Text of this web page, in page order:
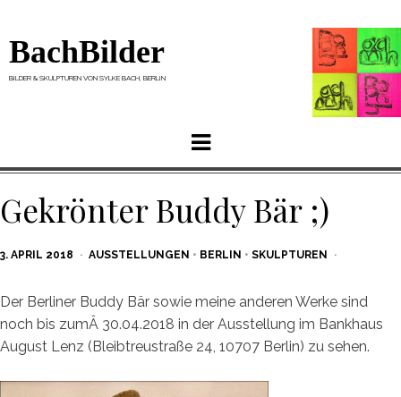
BachBilder
BILDER & SKULPTUREN VON SYLKE BACH, BERLIN
Menu
Gekrönter Buddy Bär ;)
POSTED
3. APRIL 2018 AUSSTELLUNGEN • BERLIN • SKULPTUREN
Der Berliner Buddy Bär sowie meine anderen Werke sind
noch bis zumÂ 30.04.2018 in der Ausstellung im Bankhaus
August Lenz (Bleibtreustraße 24, 10707 Berlin) zu sehen.